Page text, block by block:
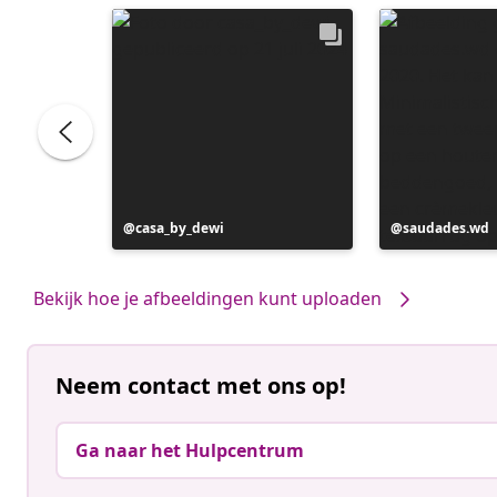
Bericht
gepubliceerd
casa_by_dewi
Bericht
gepubliceerd
saudades.wd
Bekijk hoe je afbeeldingen kunt uploaden
Neem contact met ons op!
Ga naar het Hulpcentrum